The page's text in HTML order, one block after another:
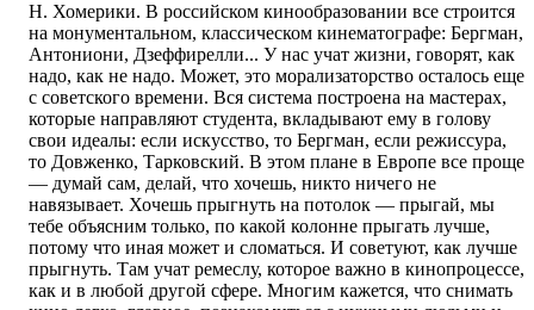
Н. Хомерики. В российском кинообразовании все строится
на монументальном, классическом кинематографе: Бергман,
Антониони, Дзеффирелли... У нас учат жизни, говорят, как
надо, как не надо. Может, это морализаторство осталось еще
с советского времени. Вся система построена на мастерах,
которые направляют студента, вкладывают ему в голову
свои идеалы: если искусство, то Бергман, если режиссура,
то Довженко, Тарковский. В этом плане в Европе все проще
— думай сам, делай, что хочешь, никто ничего не
навязывает. Хочешь прыгнуть на потолок — прыгай, мы
тебе объясним только, по какой колонне прыгать лучше,
потому что иная может и сломаться. И советуют, как лучше
прыгнуть. Там учат ремеслу, которое важно в кинопроцессе,
как и в любой другой сфере. Многим кажется, что снимать